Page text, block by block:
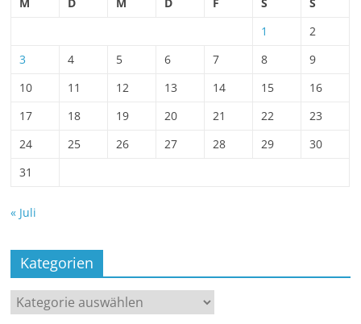
M D M D F S
S
1
2
3
4 5 6 7 8
9
10
11 12 13 14 15
16
17
18 19 20 21 22
23
24
25 26 27 28 29
30
31
« Juli
Kategorien
Kategorien